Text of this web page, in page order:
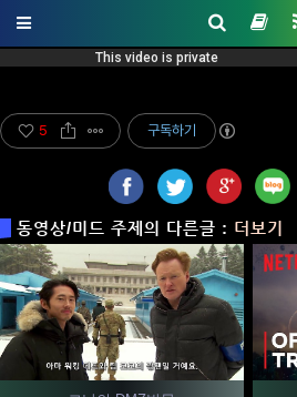
5 구독하기
동영상/미드 주제의 다른글 : 더보기